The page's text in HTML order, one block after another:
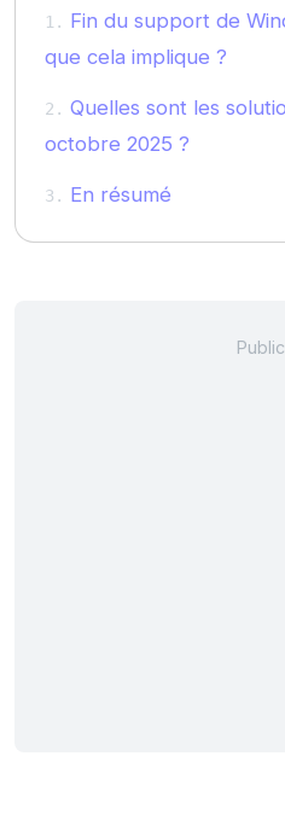
Fin du support de
que cela implique ?
Quelles sont les
octobre 2025 ?
En résumé